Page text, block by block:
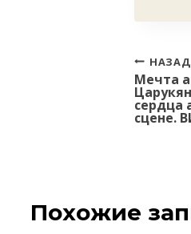
по
НАЗАД
Мечта
сердца
сцене.
Похожие